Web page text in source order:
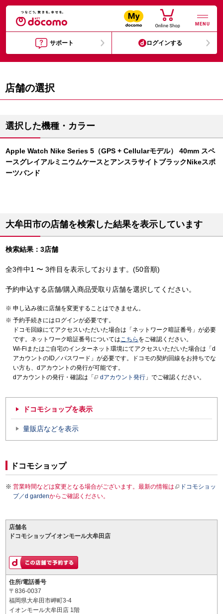
MENU
サポート ログインする
店舗の選択
選択した機種・カラー
Apple Watch Nike Series 5（GPS + Cellularモデル） 40mm スペ
ースグレイアルミニウムケースとアンスラサイトブラックNikeスポ
ーツバンド
大牟田市の店舗を検索した結果を表示しています
検索結果：3店舗
全3件中1 〜 3件目を表示しております。(50音順)
予約申込する店舗/購入商品受取り店舗を選択してください。
申し込み後に店舗を変更することはできません。
予約手続きにはログインが必要です。
ドコモ回線にてアクセスいただいた場合は「ネットワーク暗証番号」が必要
です。ネットワーク暗証番号についてはこちら をご確認ください。
Wi-Fiまたはご自宅のインターネット環境にてアクセスいただいた場合は「d
アカウントのID／パスワード」が必要です。ドコモの契約回線をお持ちでな
い方も、dアカウントの発行が可能です。
dアカウントの発行・確認は「
dアカウント発行 」でご確認ください。
ドコモショップを表示
量販店などを表示
ドコモショップ
営業時間などは変更となる場合がございます。最新の情報は
ドコモショッ
プ／d gardenからご確認ください。
店舗名
ドコモショップイオンモール大牟田店
住所/電話番号
〒836-0037
福岡県大牟田市岬町3-4
イオンモール大牟田店 1階